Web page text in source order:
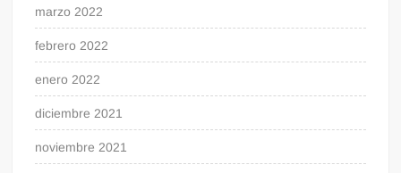
marzo 2022
febrero 2022
enero 2022
diciembre 2021
noviembre 2021